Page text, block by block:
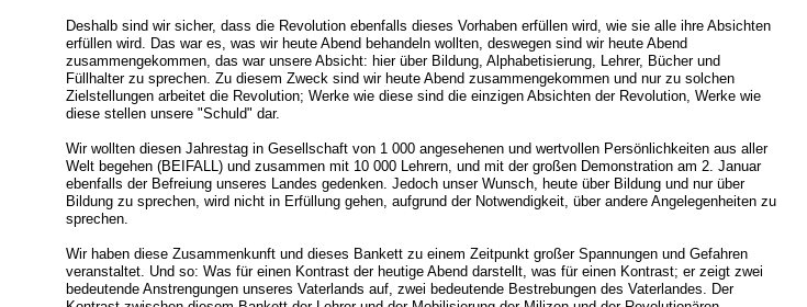
Deshalb sind wir sicher, dass die Revolution ebenfalls dieses Vorhaben erfüllen wird, wie sie alle ihre Absichten
erfüllen wird. Das war es, was wir heute Abend behandeln wollten, deswegen sind wir heute Abend
zusammengekommen, das war unsere Absicht: hier über Bildung, Alphabetisierung, Lehrer, Bücher und
Füllhalter zu sprechen. Zu diesem Zweck sind wir heute Abend zusammengekommen und nur zu solchen
Zielstellungen arbeitet die Revolution; Werke wie diese sind die einzigen Absichten der Revolution, Werke wie
diese stellen unsere "Schuld" dar.
Wir wollten diesen Jahrestag in Gesellschaft von 1 000 angesehenen und wertvollen Persönlichkeiten aus aller
Welt begehen (BEIFALL) und zusammen mit 10 000 Lehrern, und mit der großen Demonstration am 2. Januar
ebenfalls der Befreiung unseres Landes gedenken. Jedoch unser Wunsch, heute über Bildung und nur über
Bildung zu sprechen, wird nicht in Erfüllung gehen, aufgrund der Notwendigkeit, über andere Angelegenheiten zu
sprechen.
Wir haben diese Zusammenkunft und dieses Bankett zu einem Zeitpunkt großer Spannungen und Gefahren
veranstaltet. Und so: Was für einen Kontrast der heutige Abend darstellt, was für einen Kontrast; er zeigt zwei
bedeutende Anstrengungen unseres Vaterlands auf, zwei bedeutende Bestrebungen des Vaterlandes. Der